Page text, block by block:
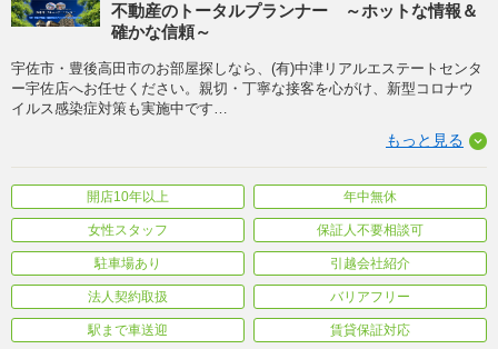
不動産のトータルプランナー ～ホットな情報＆
確かな信頼～
宇佐市・豊後高田市のお部屋探しなら、(有)中津リアルエステートセンタ
ー宇佐店へお任せください。親切・丁寧な接客を心がけ、新型コロナウ
イルス感染症対策も実施中です…
もっと見る
開店10年以上 年中無休
女性スタッフ 保証人不要相談可
駐車場あり 引越会社紹介
法人契約取扱 バリアフリー
駅まで車送迎 賃貸保証対応